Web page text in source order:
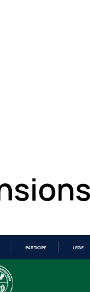
PARTICIPE